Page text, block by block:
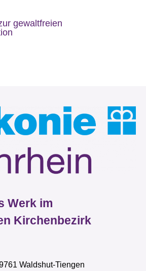
gewaltfreien
Werk im
Kirchenbezirk
Waldshut-Tiengen